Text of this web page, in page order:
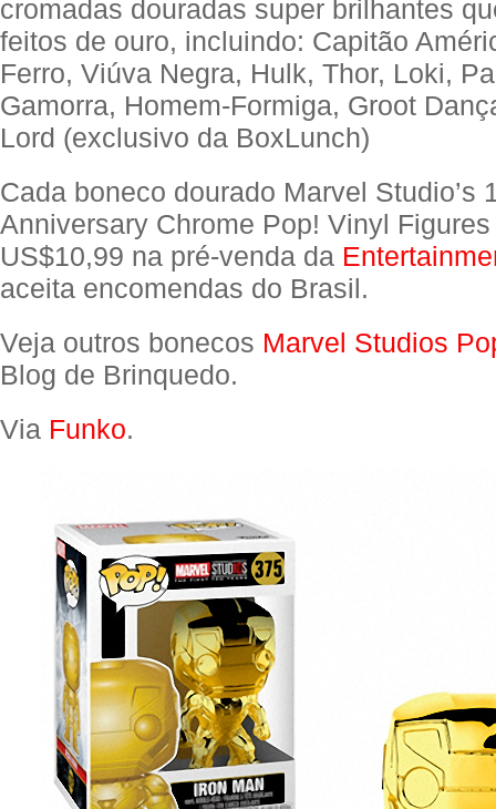
cromadas douradas super brilhantes
feitos de ouro, incluindo: Capitão
Ferro, Viúva Negra, Hulk, Thor, Loki,
Gamorra, Homem-Formiga, Groot
Lord (exclusivo da BoxLunch)
Cada boneco dourado Marvel Studio’s
Anniversary Chrome Pop! Vinyl
US$10,99 na pré-venda da
aceita encomendas do Brasil.
Veja outros bonecos Marvel Studios
Blog de Brinquedo.
Via Funko.